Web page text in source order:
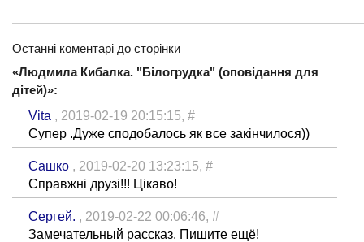
Останні коментарі до сторінки
«Людмила Кибалка. "Білогрудка" (оповідання для
дітей)»:
Vita , 2019-02-19 20:15:15, #
Супер .Дуже сподобалось як все закінчилося))
Сашко , 2019-02-20 13:23:15, #
Справжні друзі!!! Цікаво!
Сергей. , 2019-02-22 00:06:46, #
Замечательный рассказ. Пишите ещё!